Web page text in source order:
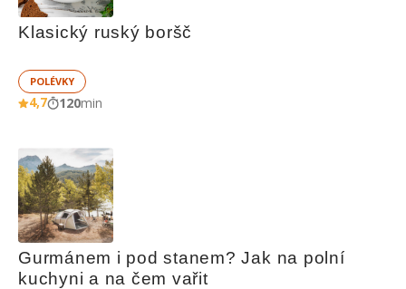
Klasický ruský boršč
POLÉVKY
4,7 120min
Gurmánem i pod stanem? Jak na polní
kuchyni a na čem vařit